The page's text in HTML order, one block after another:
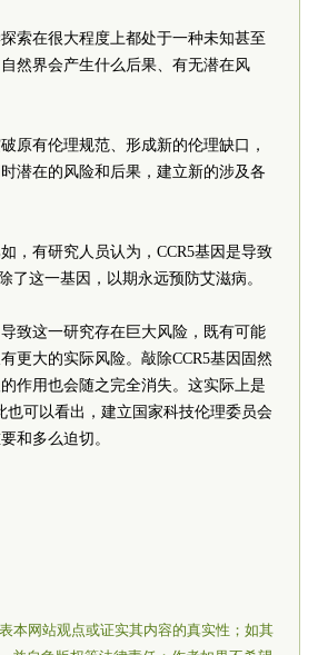
索在很大程度上都处于一种未知甚至
然界会产生什么后果、有无潜在风
原有伦理规范、形成新的伦理缺口，
潜在的风险和后果，建立新的涉及各
，有研究人员认为，CCR5基因是导致
了这一基因，以期永远预防艾滋病。
致这一研究存在巨大风险，既有可能
大的实际风险。敲除CCR5基因固然
作用也会随之完全消失。这实际上是
也可以看出，建立国家科技伦理委员会
和多么迫切。
本网站观点或证实其内容的真实性；如其